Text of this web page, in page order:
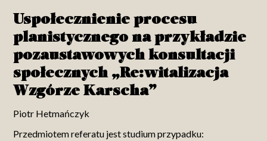
Uspołecznienie procesu
planistycznego na przykładzie
pozaustawowych konsultacji
społecznych „Re:witalizacja
Wzgórze Karscha”
Piotr Hetmańczyk
Przedmiotem referatu jest studium przypadku: